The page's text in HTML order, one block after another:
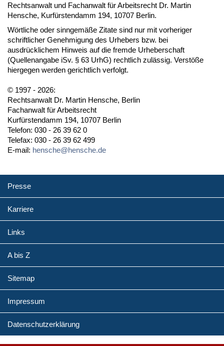
Rechtsanwalt und Fachanwalt für Arbeitsrecht Dr. Martin
Hensche, Kurfürstendamm 194, 10707 Berlin.
Wörtliche oder sinngemäße Zitate sind nur mit vorheriger
schriftlicher Genehmigung des Urhebers bzw. bei
ausdrücklichem Hinweis auf die fremde Urheberschaft
(Quellenangabe iSv. § 63 UrhG) rechtlich zulässig. Verstöße
hiergegen werden gerichtlich verfolgt.
© 1997 - 2026:
Rechtsanwalt Dr. Martin Hensche, Berlin
Fachanwalt für Arbeitsrecht
Kurfürstendamm 194, 10707 Berlin
Telefon: 030 - 26 39 62 0
Telefax: 030 - 26 39 62 499
E-mail: hensche@hensche.de
Presse
Karriere
Links
A bis Z
Sitemap
Impressum
Datenschutzerklärung